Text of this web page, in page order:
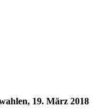
19. März 2018